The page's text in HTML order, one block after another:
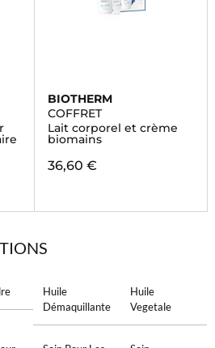
BIOTHERM
COFFRET
Lait corporel et crème
biomains
36,60 €
Huile
Démaquillante
Huile
Vegetale